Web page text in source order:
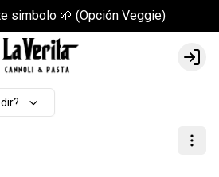
simbolo 🌱 (Opción Veggie)
Login